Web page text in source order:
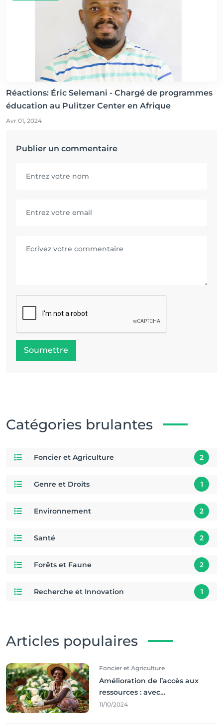
Réactions: Éric Selemani - Chargé de programmes
éducation au Pulitzer Center en Afrique
Avr 01, 2024
Publier un commentaire
Soumettre
Catégories brulantes
Foncier et Agriculture 2
Genre et Droits 1
Environnement 2
Santé 2
Forêts et Faune 2
Recherche et Innovation 1
Articles populaires
Foncier et Agriculture
Amélioration de l’accès aux
ressources : avec
l'incontournable ’agriculture
11/10/2024